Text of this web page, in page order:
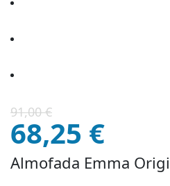
91,00€
O
preço
original
era:
91,00 €.
68,25 €
O
preço
atual
é:
68,25 €.
Almofada Emma